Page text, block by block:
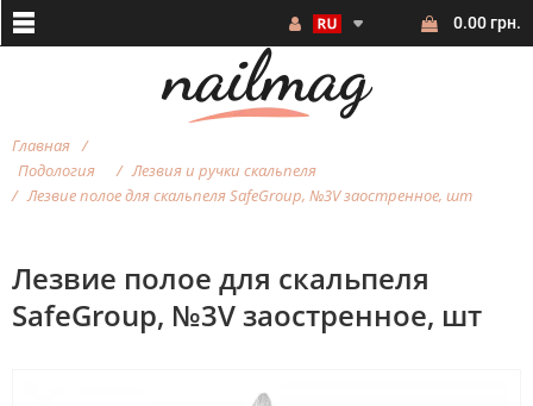
0.00 грн.
Главная
Подология
Лезвия и ручки скальпеля
Лезвие полое для скальпеля SafeGroup, №3V заостренное, шт
Лезвие полое для скальпеля
SafeGroup, №3V заостренное, шт